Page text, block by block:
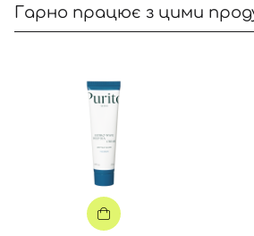
Гарно працює з цими
Вхід